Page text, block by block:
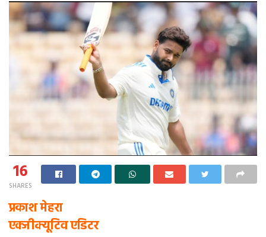
16
SHARES
प्रकाश मेहरा
एक्जीक्यूटिव एडिटर